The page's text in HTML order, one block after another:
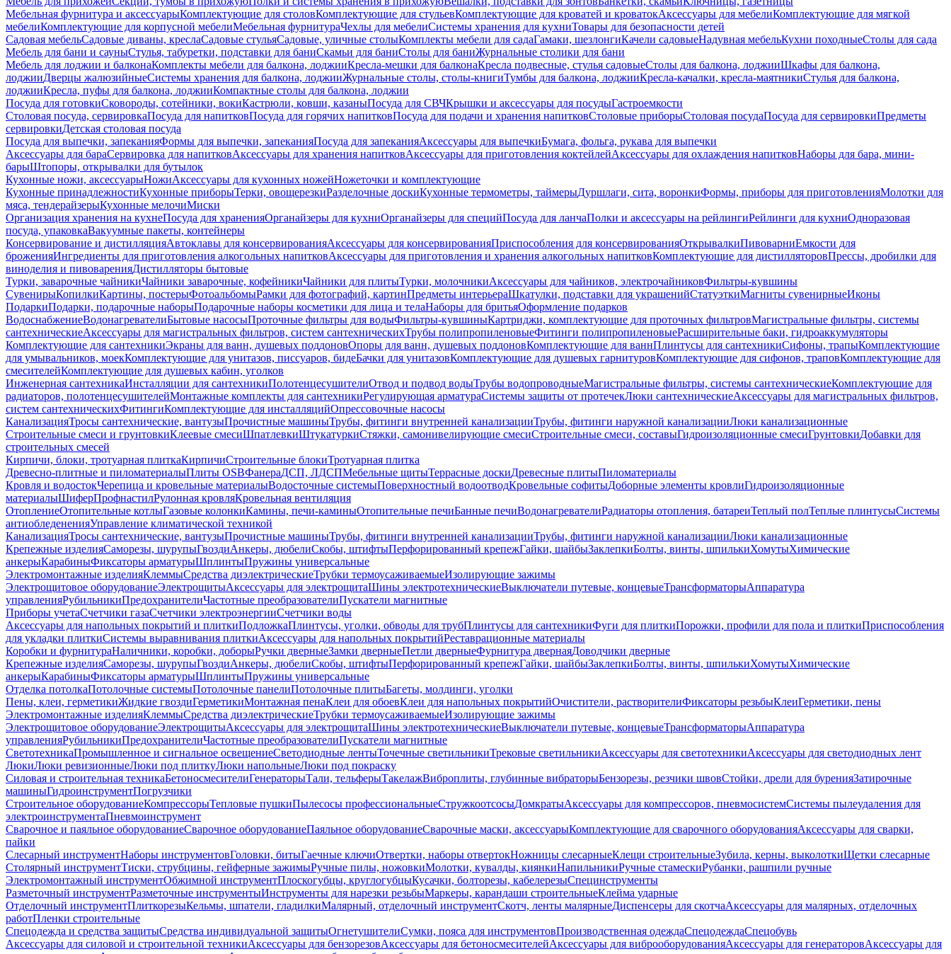
Мебельная фурнитура и аксессуарыКомплектующие для столовКомплектующие для стульевКомплектующие для кроватей и кроватокАксессуары для мебелиКомплектующие для мягкой
мебелиКомплектующие для корпусной мебелиМебельная фурнитураЧехлы для мебелиСистемы хранения для кухниТовары для безопасности детей
Садовая мебельСадовые диваны, креслаСадовые стульяСадовые, уличные столыКомплекты мебели для садаГамаки, шезлонгиКачели садовыеНадувная мебельКухни походныеСтолы для сада
Мебель для бани и сауныСтулья, табуретки, подставки для баниСкамьи для баниСтолы для баниЖурнальные столики для бани
Мебель для лоджии и балконаКомплекты мебели для балкона, лоджииКресла-мешки для балконаКресла подвесные, стулья садовыеСтолы для балкона, лоджииШкафы для балкона,
лоджииДверцы жалюзийныеСистемы хранения для балкона, лоджииЖурнальные столы, столы-книгиТумбы для балкона, лоджииКресла-качалки, кресла-маятникиСтулья для балкона,
лоджииКресла, пуфы для балкона, лоджииКомпактные столы для балкона, лоджии
Посуда для готовкиСковороды, сотейники, вокиКастрюли, ковши, казаныПосуда для СВЧКрышки и аксессуары для посудыГастроемкости
Столовая посуда, сервировкаПосуда для напитковПосуда для горячих напитковПосуда для подачи и хранения напитковСтоловые приборыСтоловая посудаПосуда для сервировкиПредметы
сервировкиДетская столовая посуда
Посуда для выпечки, запеканияФормы для выпечки, запеканияПосуда для запеканияАксессуары для выпечкиБумага, фольга, рукава для выпечки
Аксессуары для бараСервировка для напитковАксессуары для хранения напитковАксессуары для приготовления коктейлейАксессуары для охлаждения напитковНаборы для бара, мини-
барыШтопоры, открывалки для бутылок
Кухонные ножи, аксессуарыНожиАксессуары для кухонных ножейНожеточки и комплектующие
Кухонные принадлежностиКухонные приборыТерки, овощерезкиРазделочные доскиКухонные термометры, таймерыДуршлаги, сита, воронкиФормы, приборы для приготовленияМолотки для
мяса, тендерайзерыКухонные мелочиМиски
Организация хранения на кухнеПосуда для храненияОрганайзеры для кухниОрганайзеры для специйПосуда для ланчаПолки и аксессуары на рейлингиРейлинги для кухниОдноразовая
посуда, упаковкаВакуумные пакеты, контейнеры
Консервирование и дистилляцияАвтоклавы для консервированияАксессуары для консервированияПриспособления для консервированияОткрывалкиПивоварниЕмкости для
броженияИнгредиенты для приготовления алкогольных напитковАксессуары для приготовления и хранения алкогольных напитковКомплектующие для дистилляторовПрессы, дробилки для
виноделия и пивоваренияДистилляторы бытовые
Турки, заварочные чайникиЧайники заварочные, кофейникиЧайники для плитыТурки, молочникиАксессуары для чайников, электрочайниковФильтры-кувшины
СувенирыКопилкиКартины, постерыФотоальбомыРамки для фотографий, картинПредметы интерьераШкатулки, подставки для украшенийСтатуэткиМагниты сувенирныеИконы
ПодаркиПодарки, подарочные наборыПодарочные наборы косметики для лица и телаНаборы для бритьяОформление подарков
ВодоснабжениеВодонагревателиБытовые насосыПроточные фильтры для водыФильтры-кувшиныКартриджи, комплектующие для проточных фильтровМагистральные фильтры, системы
сантехническиеАксессуары для магистральных фильтров, систем сантехническихТрубы полипропиленовыеФитинги полипропиленовыеРасширительные баки, гидроаккумуляторы
Комплектующие для сантехникиЭкраны для ванн, душевых поддоновОпоры для ванн, душевых поддоновКомплектующие для ваннПлинтусы для сантехникиСифоны, трапыКомплектующие
для умывальников, моекКомплектующие для унитазов, писсуаров, бидеБачки для унитазовКомплектующие для душевых гарнитуровКомплектующие для сифонов, траповКомплектующие для
смесителейКомплектующие для душевых кабин, уголков
Инженерная сантехникаИнсталляции для сантехникиПолотенцесушителиОтвод и подвод водыТрубы водопроводныеМагистральные фильтры, системы сантехническиеКомплектующие для
радиаторов, полотенцесушителейМонтажные комплекты для сантехникиРегулирующая арматураСистемы защиты от протечекЛюки сантехническиеАксессуары для магистральных фильтров,
систем сантехническихФитингиКомплектующие для инсталляцийОпрессовочные насосы
КанализацияТросы сантехнические, вантузыПрочистные машиныТрубы, фитинги внутренней канализацииТрубы, фитинги наружной канализацииЛюки канализационные
Строительные смеси и грунтовкиКлеевые смесиШпатлевкиШтукатуркиСтяжки, самонивелирующие смесиСтроительные смеси, составыГидроизоляционные смесиГрунтовкиДобавки для
строительных смесей
Кирпичи, блоки, тротуарная плиткаКирпичиСтроительные блокиТротуарная плитка
Древесно-плитные и пиломатериалыПлиты OSBФанераДСП, ЛДСПМебельные щитыТеррасные доскиДревесные плитыПиломатериалы
Кровля и водостокЧерепица и кровельные материалыВодосточные системыПоверхностный водоотводКровельные софитыДоборные элементы кровлиГидроизоляционные
материалыШиферПрофнастилРулонная кровляКровельная вентиляция
ОтоплениеОтопительные котлыГазовые колонкиКамины, печи-каминыОтопительные печиБанные печиВодонагревателиРадиаторы отопления, батареиТеплый полТеплые плинтусыСистемы
антиобледененияУправление климатической техникой
КанализацияТросы сантехнические, вантузыПрочистные машиныТрубы, фитинги внутренней канализацииТрубы, фитинги наружной канализацииЛюки канализационные
Крепежные изделияСаморезы, шурупыГвоздиАнкеры, дюбелиСкобы, штифтыПерфорированный крепежГайки, шайбыЗаклепкиБолты, винты, шпилькиХомутыХимические
анкерыКарабиныФиксаторы арматурыШплинтыПружины универсальные
Электромонтажные изделияКлеммыСредства диэлектрическиеТрубки термоусаживаемыеИзолирующие зажимы
Электрощитовое оборудованиеЭлектрощитыАксессуары для электрощитаШины электротехническиеВыключатели путевые, концевыеТрансформаторыАппаратура
управленияРубильникиПредохранителиЧастотные преобразователиПускатели магнитные
Приборы учетаСчетчики газаСчетчики электроэнергииСчетчики воды
Аксессуары для напольных покрытий и плиткиПодложкаПлинтусы, уголки, обводы для трубПлинтусы для сантехникиФуги для плиткиПорожки, профили для пола и плиткиПриспособления
для укладки плиткиСистемы выравнивания плиткиАксессуары для напольных покрытийРеставрационные материалы
Коробки и фурнитураНаличники, коробки, доборыРучки дверныеЗамки дверныеПетли дверныеФурнитура двернаяДоводчики дверные
Крепежные изделияСаморезы, шурупыГвоздиАнкеры, дюбелиСкобы, штифтыПерфорированный крепежГайки, шайбыЗаклепкиБолты, винты, шпилькиХомутыХимические
анкерыКарабиныФиксаторы арматурыШплинтыПружины универсальные
Отделка потолкаПотолочные системыПотолочные панелиПотолочные плитыБагеты, молдинги, уголки
Пены, клеи, герметикиЖидкие гвоздиГерметикиМонтажная пенаКлеи для обоевКлеи для напольных покрытийОчистители, растворителиФиксаторы резьбыКлеиГерметики, пены
Электромонтажные изделияКлеммыСредства диэлектрическиеТрубки термоусаживаемыеИзолирующие зажимы
Электрощитовое оборудованиеЭлектрощитыАксессуары для электрощитаШины электротехническиеВыключатели путевые, концевыеТрансформаторыАппаратура
управленияРубильникиПредохранителиЧастотные преобразователиПускатели магнитные
СветотехникаПромышленное и сигнальное освещениеСветодиодные лентыТочечные светильникиТрековые светильникиАксессуары для светотехникиАксессуары для светодиодных лент
ЛюкиЛюки ревизионныеЛюки под плиткуЛюки напольныеЛюки под покраску
Силовая и строительная техникаБетоносмесителиГенераторыТали, тельферыТакелажВиброплиты, глубинные вибраторыБензорезы, резчики швовСтойки, дрели для буренияЗатирочные
машиныГидроинструментПогрузчики
Строительное оборудованиеКомпрессорыТепловые пушкиПылесосы профессиональныеСтружкоотсосыДомкратыАксессуары для компрессоров, пневмосистемСистемы пылеудаления для
электроинструментаПневмоинструмент
Сварочное и паяльное оборудованиеСварочное оборудованиеПаяльное оборудованиеСварочные маски, аксессуарыКомплектующие для сварочного оборудованияАксессуары для сварки,
пайки
Слесарный инструментНаборы инструментовГоловки, битыГаечные ключиОтвертки, наборы отвертокНожницы слесарныеКлещи строительныеЗубила, керны, выколоткиЩетки слесарные
Столярный инструментТиски, струбцины, гейферные зажимыРучные пилы, ножовкиМолотки, кувалды, киянкиНапильникиРучные стамескиРубанки, рашпили ручные
Электромонтажный инструментОбжимной инструментПлоскогубцы, круглогубцыКусачки, болторезы, кабелерезыСпецинструменты
Разметочный инструментРазметочные инструментыИнструменты для нарезки резьбыМаркеры, карандаши строительныеКлейма ударные
Отделочный инструментПлиткорезыКельмы, шпатели, гладилкиМалярный, отделочный инструментСкотч, ленты малярныеДиспенсеры для скотчаАксессуары для малярных, отделочных
работПленки строительные
Спецодежда и средства защитыСредства индивидуальной защитыОгнетушителиСумки, пояса для инструментовПроизводственная одеждаСпецодеждаСпецобувь
Аксессуары для силовой и строительной техникиАксессуары для бензорезовАксессуары для бетоносмесителейАксессуары для виброоборудованияАксессуары для генераторовАксессуары для